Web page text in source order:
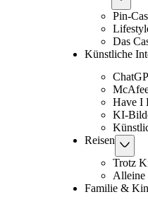
Pin-
Das
Künstliche
Have I
KI-
Reisen
Trotz
Alleine
Familie &